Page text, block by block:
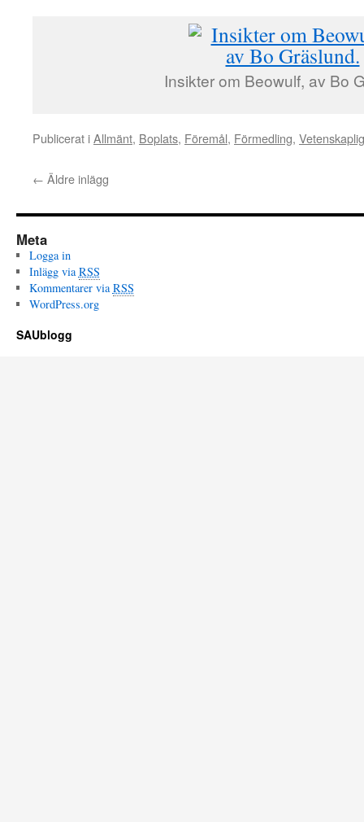
Insikter om Beowulf, av Bo
Publicerat iAllmänt, Boplats, Föremål, Förmedling,
← Äldre inlägg
Meta
Logga in
Inlägg viaRSS
Kommentarer viaRSS
WordPress.org
SAUblogg